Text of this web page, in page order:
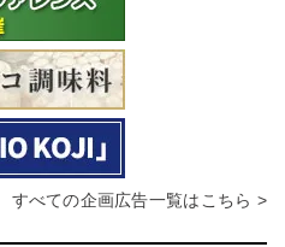
すべての企画広告一覧はこちら >